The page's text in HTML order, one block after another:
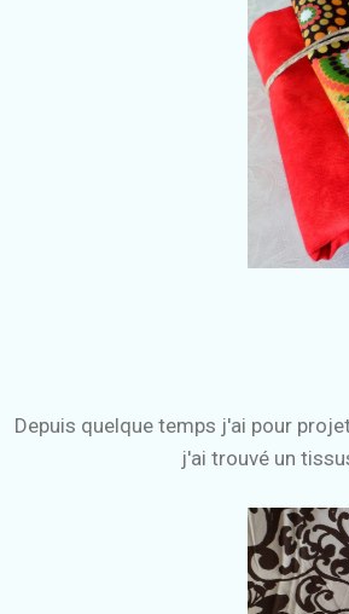
Depuis quelque temps j'ai pour
j'ai trouvé un